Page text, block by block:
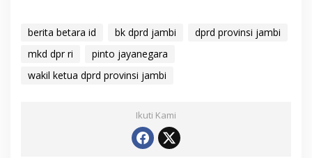
berita betara id bk dprd jambi
dprd provinsi jambi
mkd dpr ri
pinto jayanegara
wakil ketua dprd provinsi jambi
Ikuti Kami